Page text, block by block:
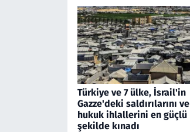
Türkiye ve 7 ülke, İsrail'in
Gazze'deki saldırılarını ve
hukuk ihlallerini en güçlü
şekilde kınadı